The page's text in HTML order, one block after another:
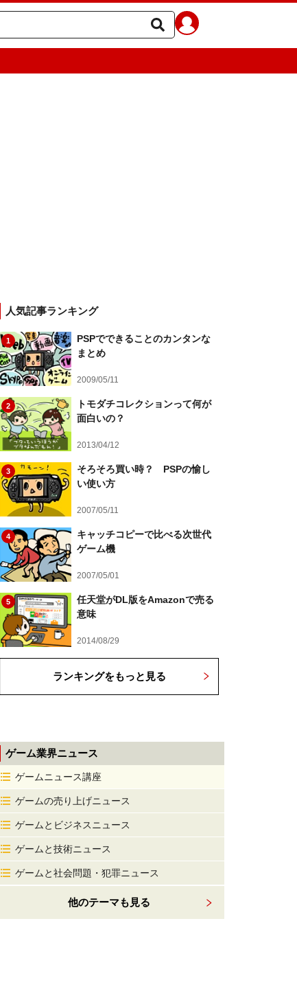
人気記事ランキング
1
PSPでできることのカンタンな
まとめ
2009/05/11
2
トモダチコレクションって何が
面白いの？
2013/04/12
3
そろそろ買い時？ PSPの愉し
い使い方
2007/05/11
4
キャッチコピーで比べる次世代
ゲーム機
2007/05/01
5
任天堂がDL版をAmazonで売る
意味
2014/08/29
ランキングをもっと見る
ゲーム業界ニュース
ゲームニュース講座
ゲームの売り上げニュース
ゲームとビジネスニュース
ゲームと技術ニュース
ゲームと社会問題・犯罪ニュース
他のテーマも見る